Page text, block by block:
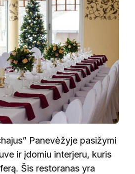
Panevėžyje pasižymi
ir įdomiu interjeru, kuris
Šis restoranas yra